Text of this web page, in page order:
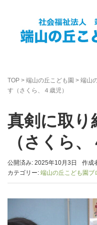
TOP > 端山の丘こども園 > 端山
す（さくら、４歳児）
真剣に取り
（さくら、
公開済み: 2025年10月3日 作成
カテゴリー: 端山の丘こども園ブ